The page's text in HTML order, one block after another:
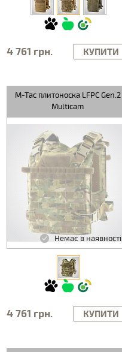
4 761 грн. КУПИТИ
M-Tac плитоноска LFPC Gen.2
Multicam
Немає в наявності
4 761 грн. КУПИТИ